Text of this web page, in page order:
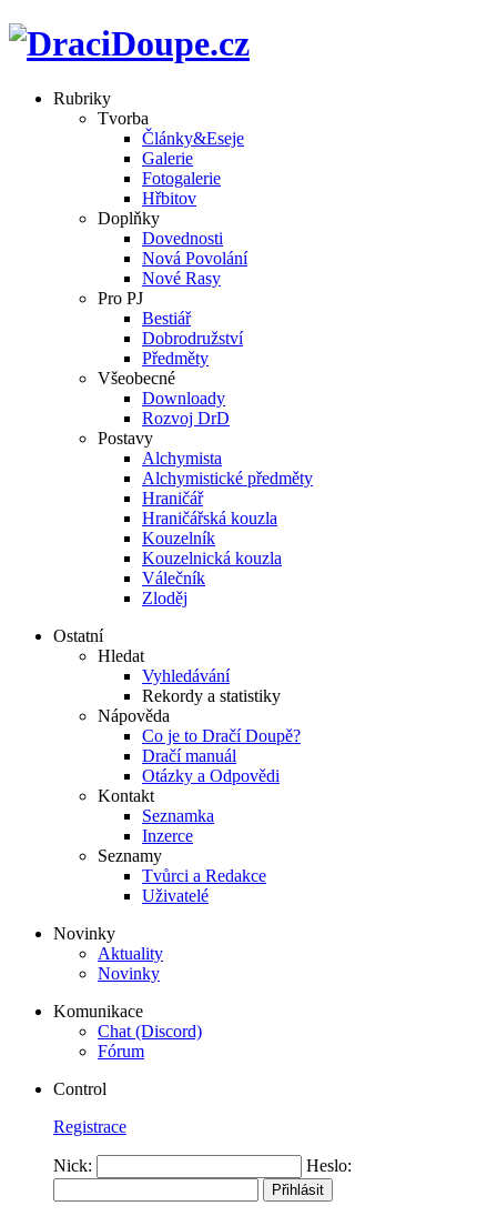
Rubriky
Tvorba
Články&Eseje
Galerie
Fotogalerie
Hřbitov
Doplňky
Dovednosti
Nová Povolání
Nové Rasy
Pro PJ
Bestiář
Dobrodružství
Předměty
Všeobecné
Downloady
Rozvoj DrD
Postavy
Alchymista
Alchymistické předměty
Hraničář
Hraničářská kouzla
Kouzelník
Kouzelnická kouzla
Válečník
Zloděj
Ostatní
Hledat
Vyhledávání
Rekordy a statistiky
Nápověda
Co je to Dračí Doupě?
Dračí manuál
Otázky a Odpovědi
Kontakt
Seznamka
Inzerce
Seznamy
Tvůrci a Redakce
Uživatelé
Novinky
Aktuality
Novinky
Komunikace
Chat (Discord)
Fórum
Control
Registrace
Nick: Heslo: